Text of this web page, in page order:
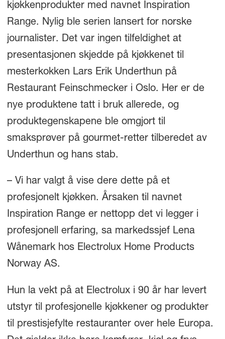
kjøkkenprodukter med navnet Inspiration
Range. Nylig ble serien lansert for norske
journalister. Det var ingen tilfeldighet at
presentasjonen skjedde på kjøkkenet til
mesterkokken Lars Erik Underthun på
Restaurant Feinschmecker i Oslo. Her er de
nye produktene tatt i bruk allerede, og
produktegenskapene ble omgjort til
smaksprøver på gourmet-retter tilberedet av
Underthun og hans stab.
– Vi har valgt å vise dere dette på et
profesjonelt kjøkken. Årsaken til navnet
Inspiration Range er nettopp det vi legger i
profesjonell erfaring, sa markedssjef Lena
Wånemark hos Electrolux Home Products
Norway AS.
Hun la vekt på at Electrolux i 90 år har levert
utstyr til profesjonelle kjøkkener og produkter
til prestisjefylte restauranter over hele Europa.